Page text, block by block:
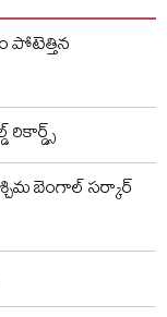
పోటెత్తిన
బెంగాల్ సర్కార్